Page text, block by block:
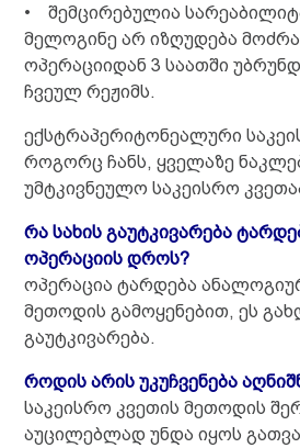
• შემცირებულია
მელოგინე არ იზღუდება
ოპერაციიდან 3 საათში
ჩვეულ რეჟიმს.
ექსტრაპერიტონეალური
როგორც ჩანს, ყველაზე
უმტკივნეულო საკეისრო
რა სახის გაუტკივარება
ოპერაციის დროს?
ოპერაცია ტარდება
მეთოდის გამოყენებით, ეს
გაუტკივარება.
როდის არის უკუჩვენება
საკეისრო კვეთის მეთოდის
აუცილებლად უნდა იყოს